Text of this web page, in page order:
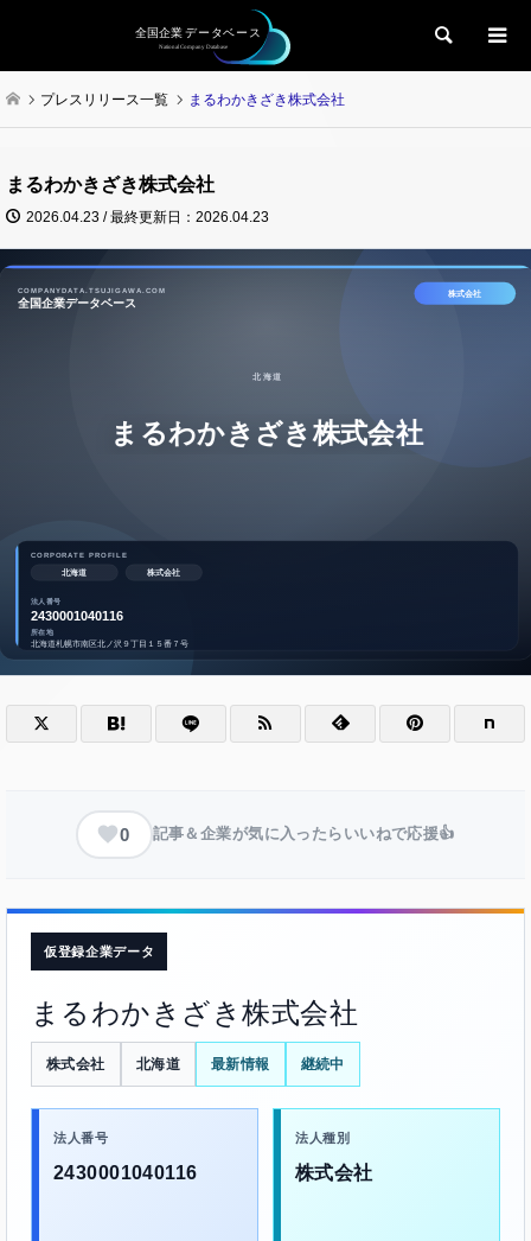
検索
プレスリリース一覧 まるわかきざき株式会社
まるわかきざき株式会社
2026.04.23 / 最終更新日：2026.04.23
0 記事＆企業が気に入ったらいいねで応援👍
仮登録企業データ
まるわかきざき株式会社
株式会社 北海道 最新情報 継続中
法人番号
2430001040116
法人種別
株式会社